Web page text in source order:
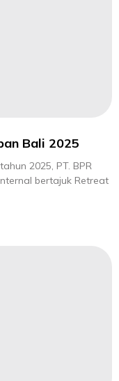
Bali 2025
2025, PT. BPR
bertajuk Retreat